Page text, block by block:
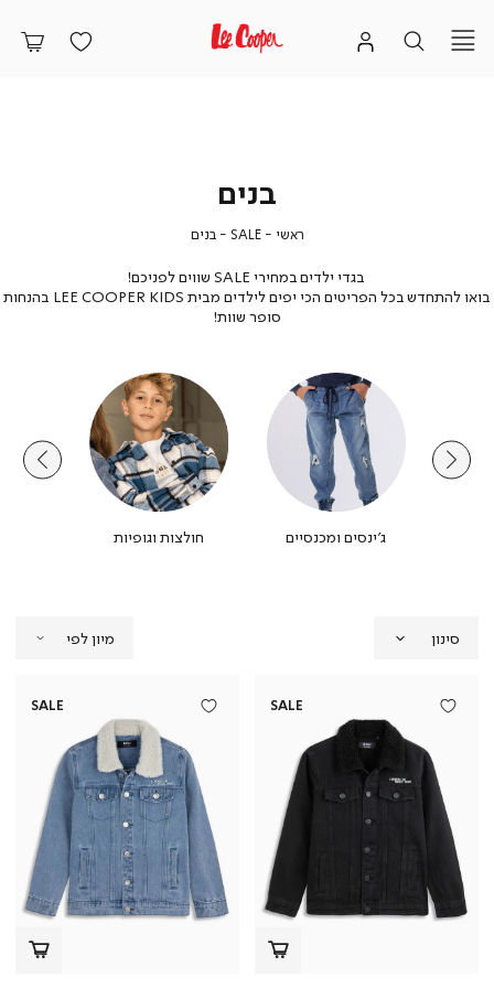
בנים
ראשי ראשי
SALE
SALE
בניםבנים
בגדי ילדים במחירי SALE שווים לפניכם!
בואו להתחדש בכל הפריטים הכי יפים לילדים מבית LEE COOPER KIDS בהנחות
סופר שוות!
ג'ינסים ומכנסיים חולצות וגופיות
סינון
SALE
SALE